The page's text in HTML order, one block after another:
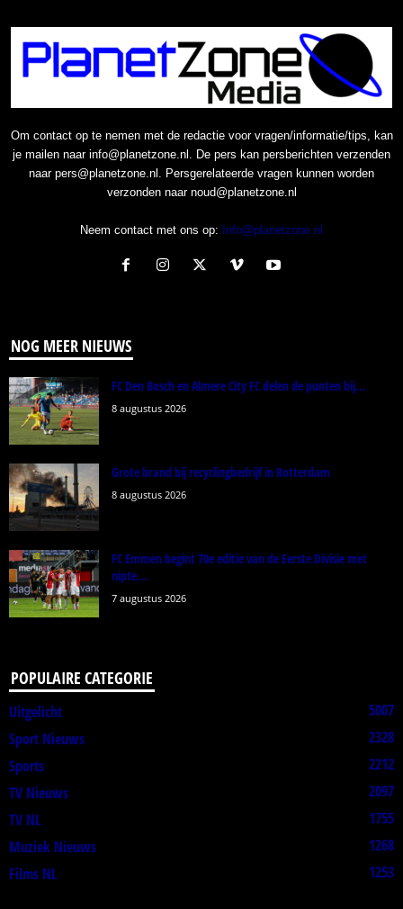
Om contact op te nemen met de redactie voor vragen/informatie/tips, kan
je mailen naar info@planetzone.nl. De pers kan persberichten verzenden
naar pers@planetzone.nl. Persgerelateerde vragen kunnen worden
verzonden naar noud@planetzone.nl
Neem contact met ons op: Info@planetzone.nl
NOG MEER NIEUWS
FC Den Bosch en Almere City FC delen de punten bij...
8 augustus 2026
Grote brand bij recyclingbedrijf in Rotterdam
8 augustus 2026
FC Emmen begint 70e editie van de Eerste Divisie met
nipte...
7 augustus 2026
POPULAIRE CATEGORIE
Uitgelicht
5007
Sport Nieuws
2328
Sports
2212
TV Nieuws
2097
TV NL
1755
Muziek Nieuws
1268
Films NL
1253